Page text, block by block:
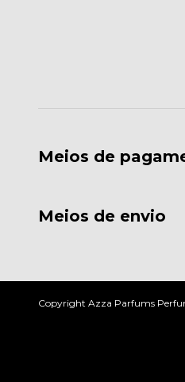
Meios de
Meios de envio
Copyright Azza Parfums